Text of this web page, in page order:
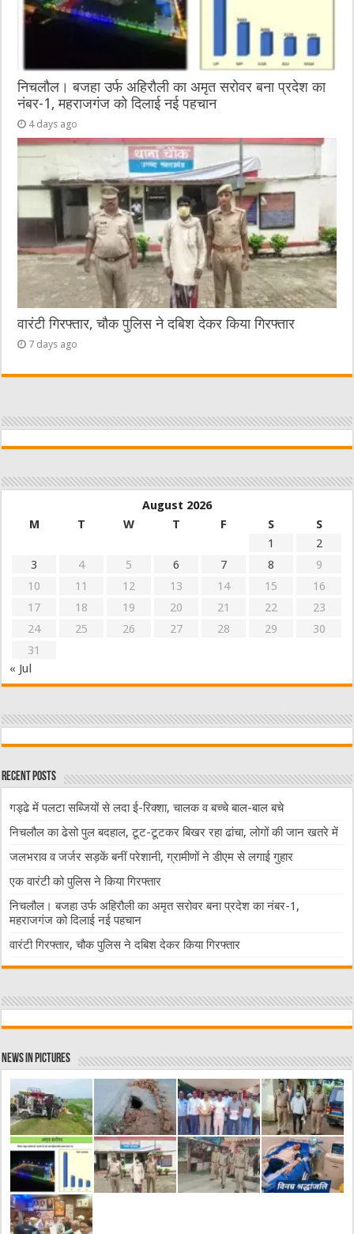
निचलौल। बजहा उर्फ अहिरौली का अमृत सरोवर बना प्रदेश का
नंबर-1, महराजगंज को दिलाई नई पहचान
4 days ago
वारंटी गिरफ्तार, चौक पुलिस ने दबिश देकर किया गिरफ्तार
7 days ago
August 2026
M
T W T F S
S
1
2
3
4 5 6 7 8
9
10
11 12 13 14 15
16
17
18 19 20 21 22
23
24
25 26 27 28 29
30
31
« Jul
Recent Posts
गड्ढे में पलटा सब्जियों से लदा ई-रिक्शा, चालक व बच्चे बाल-बाल बचे
निचलौल का ढेसो पुल बदहाल, टूट-टूटकर बिखर रहा ढांचा, लोगों की जान खतरे में
जलभराव व जर्जर सड़कें बनीं परेशानी, ग्रामीणों ने डीएम से लगाई गुहार
एक वारंटी को पुलिस ने किया गिरफ्तार
निचलौल। बजहा उर्फ अहिरौली का अमृत सरोवर बना प्रदेश का नंबर-1,
महराजगंज को दिलाई नई पहचान
वारंटी गिरफ्तार, चौक पुलिस ने दबिश देकर किया गिरफ्तार
News in Pictures